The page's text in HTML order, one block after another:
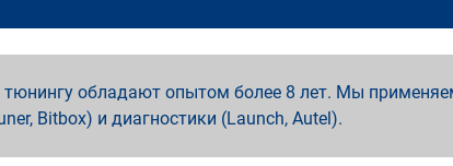
обладают опытом более 8 лет. Мы
Bitbox) и диагностики (Launch, Autel).